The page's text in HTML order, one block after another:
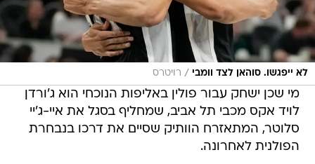
לא ייפגשו. סוהאן לצד וומבי / רויטרס
מי שכן ישחק עבור פולין באליפות הנוכחי הוא ג'ורדן
לויד אקס מכבי תל אביב, שמחליף בסגל את איי-ג'יי
סלוטר, המתאזרח הוותיק שסיים את דרכו בנבחרת
הפולנית לאחרונה.